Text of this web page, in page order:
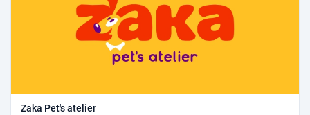
Zaka Pet's atelier